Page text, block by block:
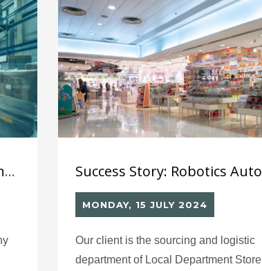
Success Story: Robotics Labelling Solution (9) for Value-Add Service for 3rd Party Logistic Company (3PL)
MONDAY, 15 JULY 2024
Our client is the sourcing and logistic
department of Local Department Store